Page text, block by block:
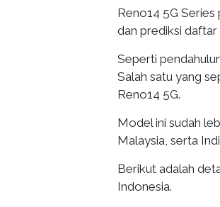
Reno14 5G Series
dan prediksi daftar
Seperti
Salah satu yang
Reno14 5G.
Model ini sudah
Malaysia, serta
Berikut adalah
Indonesia.